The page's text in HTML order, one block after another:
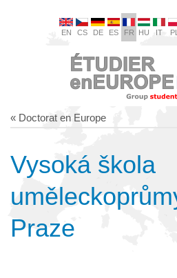
EN CS DE ES FR HU IT PL
« Doctorat en Europe
Vysoká škola
Praze